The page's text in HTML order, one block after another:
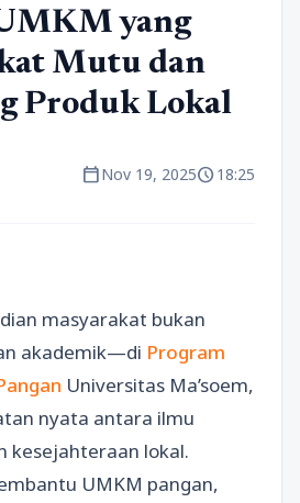
yang
Mutu dan
Produk Lokal
calendar_todayNov 19, 2025schedule18:25
masyarakat bukan
akademik—di Program
Universitas Ma’soem,
nyata antara ilmu
kesejahteraan lokal.
UMKM pangan,